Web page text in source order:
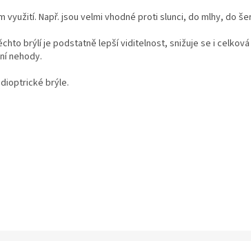
využití. Např. jsou velmi vhodné proti slunci, do mlhy, do
brýlí je podstatně lepší viditelnost, snižuje se i
nehody.
brýle.